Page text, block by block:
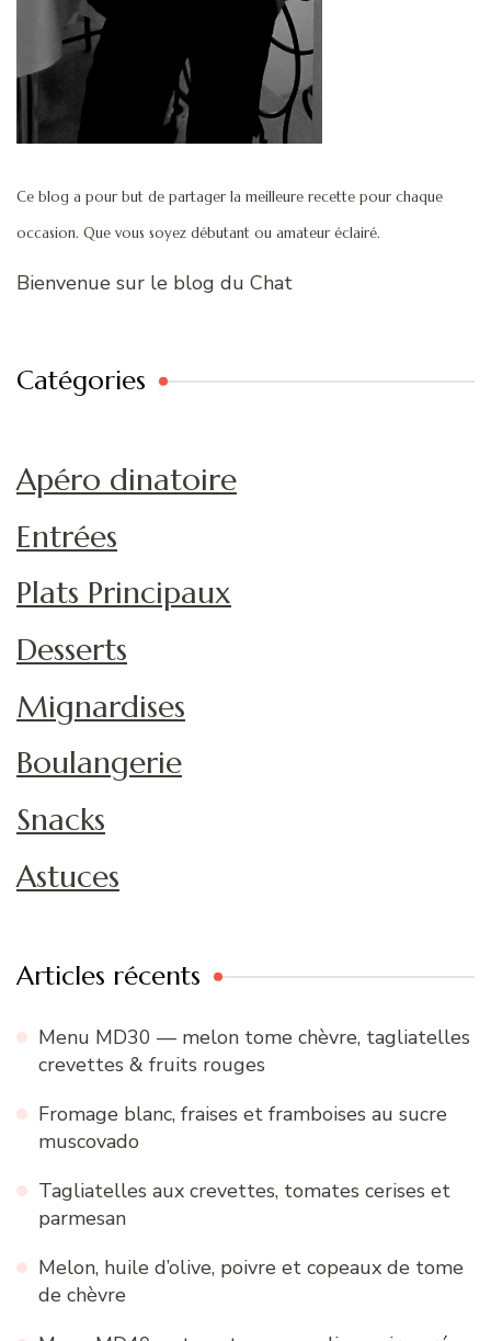
Ce blog a pour but de partager la meilleure recette pour chaque
occasion. Que vous soyez débutant ou amateur éclairé.
Bienvenue sur le blog du Chat
Catégories
Apéro dinatoire
Entrées
Plats Principaux
Desserts
Mignardises
Boulangerie
Snacks
Astuces
Articles récents
Menu MD30 — melon tome chèvre, tagliatelles
crevettes & fruits rouges
Fromage blanc, fraises et framboises au sucre
muscovado
Tagliatelles aux crevettes, tomates cerises et
parmesan
Melon, huile d’olive, poivre et copeaux de tome
de chèvre